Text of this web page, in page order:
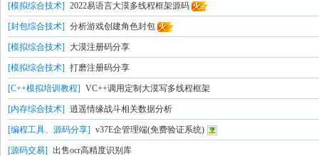
[模拟综合技术] 2022易语言大漠多线程框架源码
[封包综合技术] 分析游戏创建角色封包
[模拟综合技术] 大漠注册码分享
[模拟综合技术] 打磨注册码分享
[C++模拟培训教程] VC++调用定制大漠写多线程框架
[内存综合技术] 逍遥情缘战斗相关数据分析
[编程工具、源码分享] v37E企管理端(免费验证系统)
[源码交易] 出售ocr高精度识别库